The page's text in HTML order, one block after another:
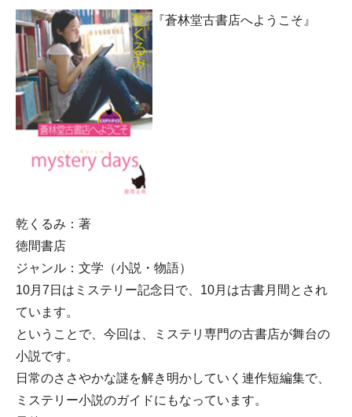
『蒼林堂古書店へようこそ』
乾くるみ：著
徳間書店
ジャンル：文学（小説・物語）
10月7日はミステリー記念日で、10月は古書月間とされ
ています。
ということで、今回は、ミステリ専門の古書店が舞台の
小説です。
日常のささやかな謎を解き明かしていく連作短編集で、
ミステリー小説のガイドにもなっています。